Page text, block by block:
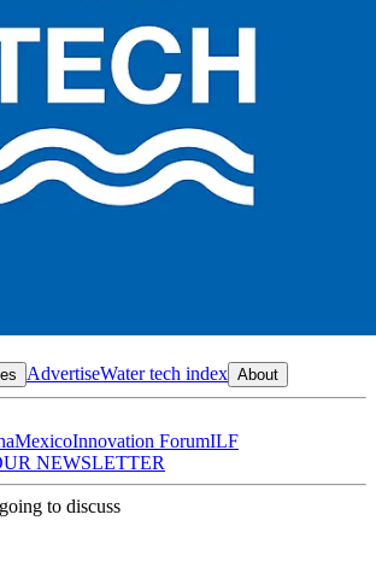
AdvertiseWater tech index About
MexicoInnovation ForumILF
NEWSLETTER
to discuss